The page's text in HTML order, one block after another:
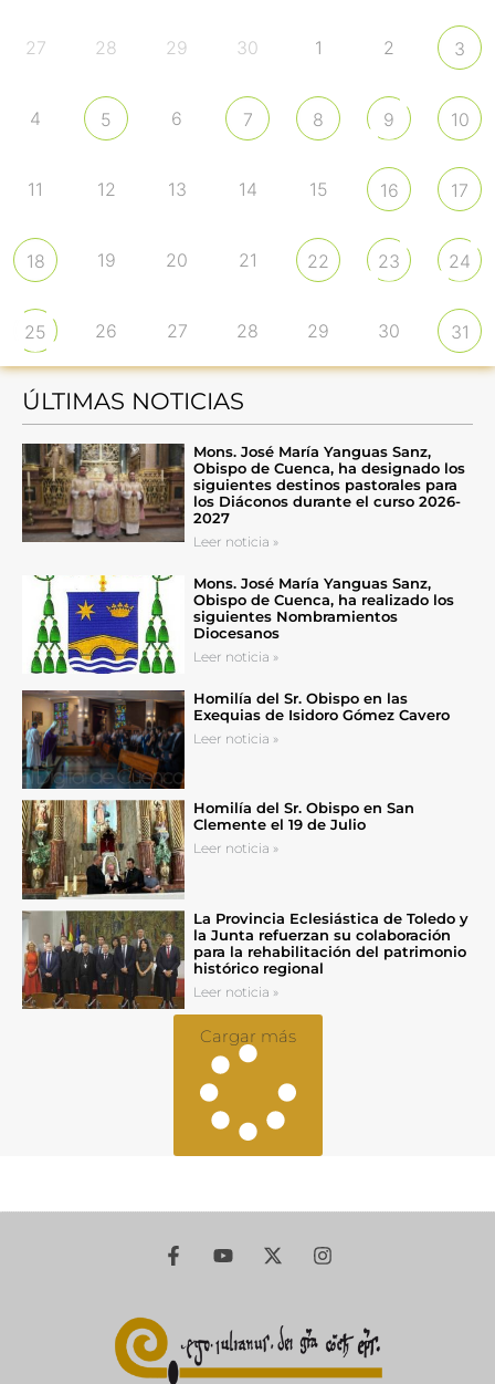
27 28 29 30 1 2 3
4 5 6 7 8 9 10
11 12 13 14 15 16 17
18 19 20 21 22 23 24
25 26 27 28 29 30 31
ÚLTIMAS NOTICIAS
Mons. José María Yanguas Sanz,
Obispo de Cuenca, ha designado los
siguientes destinos pastorales para
los Diáconos durante el curso 2026-
2027
Leer noticia »
Mons. José María Yanguas Sanz,
Obispo de Cuenca, ha realizado los
siguientes Nombramientos
Diocesanos
Leer noticia »
Homilía del Sr. Obispo en las
Exequias de Isidoro Gómez Cavero
Leer noticia »
Homilía del Sr. Obispo en San
Clemente el 19 de Julio
Leer noticia »
La Provincia Eclesiástica de Toledo y
la Junta refuerzan su colaboración
para la rehabilitación del patrimonio
histórico regional
Leer noticia »
Cargar más